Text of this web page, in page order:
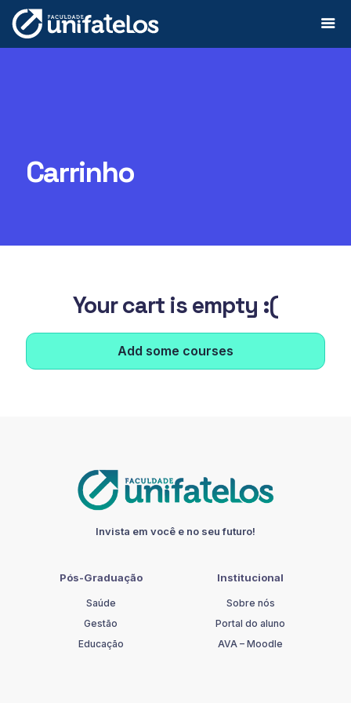
Carrinho
Your cart is empty :(
Add some courses
Invista em você e no seu futuro!
Pós-Graduação
Saúde
Gestão
Educação
Institucional
Sobre nós
Portal do aluno
AVA – Moodle